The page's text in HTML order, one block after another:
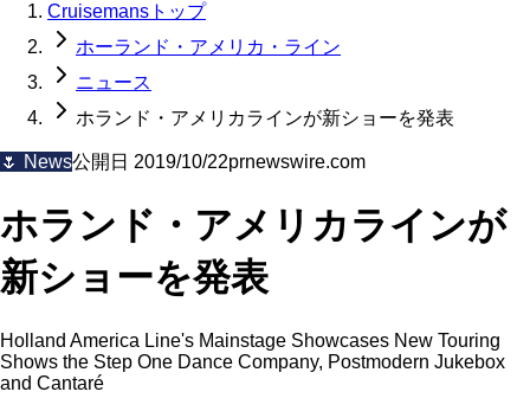
Cruisemansトップ
ホーランド・アメリカ・ライン
ニュース
ホランド・アメリカラインが新ショーを発表
🌷 News公開日 2019/10/22prnewswire.com
ホランド・アメリカラインが
新ショーを発表
Holland America Line's Mainstage Showcases New Touring
Shows the Step One Dance Company, Postmodern Jukebox
and Cantaré